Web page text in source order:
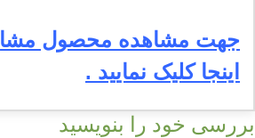
اینجا کلیک نمایید .
بررسی خود را بنویسید